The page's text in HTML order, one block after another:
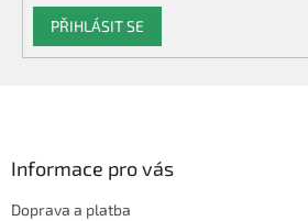
PŘIHLÁSIT SE
Informace pro vás
Doprava a platba